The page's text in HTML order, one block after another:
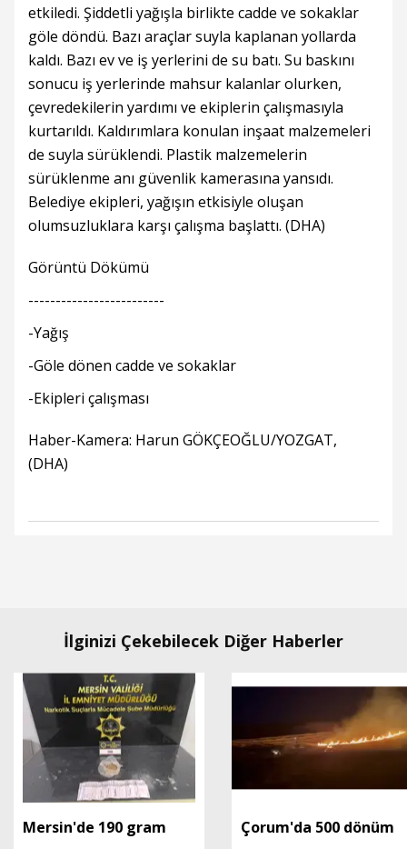
etkiledi. Şiddetli yağışla birlikte cadde ve sokaklar
göle döndü. Bazı araçlar suyla kaplanan yollarda
kaldı. Bazı ev ve iş yerlerini de su batı. Su baskını
sonucu iş yerlerinde mahsur kalanlar olurken,
çevredekilerin yardımı ve ekiplerin çalışmasıyla
kurtarıldı. Kaldırımlara konulan inşaat malzemeleri
de suyla sürüklendi. Plastik malzemelerin
sürüklenme anı güvenlik kamerasına yansıdı.
Belediye ekipleri, yağışın etkisiyle oluşan
olumsuzluklara karşı çalışma başlattı. (DHA)
Görüntü Dökümü
-------------------------
-Yağış
-Göle dönen cadde ve sokaklar
-Ekipleri çalışması
Haber-Kamera: Harun GÖKÇEOĞLU/YOZGAT,
(DHA)
İlginizi Çekebilecek Diğer Haberler
Mersin'de 190 gram Çorum'da 500 dönüm